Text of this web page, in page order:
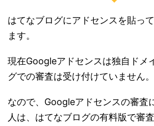
はてなブログにアドセンスを貼っ
ます。
現在Googleアドセンスは独自ドメ
グでの審査は受け付けていません。
なので、Googleアドセンスの審査
人は、はてなブログの有料版で審